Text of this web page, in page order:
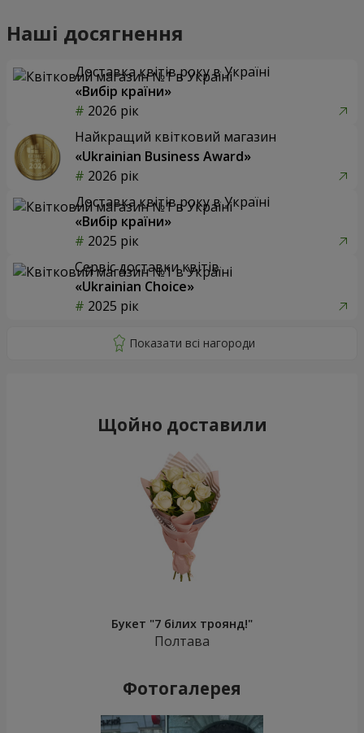
Наші досягнення
Доставка квітів року в Україні
«Вибір країни»
2026 рік
Найкращий квітковий магазин
«Ukrainian Business Award»
2026 рік
Доставка квітів року в Україні
«Вибір країни»
2025 рік
Сервіс доставки квітів
«Ukrainian Choice»
2025 рік
Щойно доставили
Букет "7 білих троянд!"
Полтава
Фотогалерея